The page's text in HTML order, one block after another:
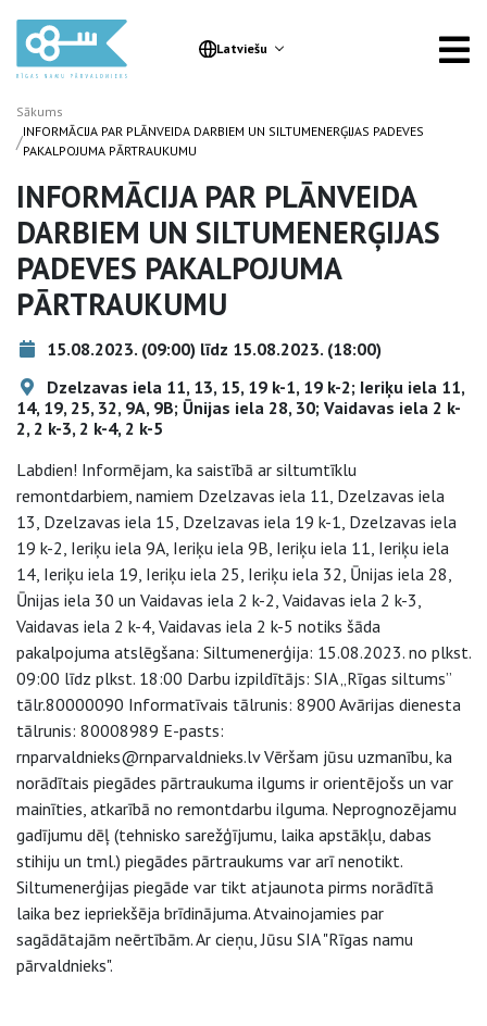
Latviešu
Sākums
/INFORMĀCIJA PAR PLĀNVEIDA DARBIEM UN SILTUMENERĢIJAS PADEVES
PAKALPOJUMA PĀRTRAUKUMU
INFORMĀCIJA PAR PLĀNVEIDA
DARBIEM UN SILTUMENERĢIJAS
PADEVES PAKALPOJUMA
PĀRTRAUKUMU
15.08.2023. (09:00) līdz 15.08.2023. (18:00)
Dzelzavas iela 11, 13, 15, 19 k-1, 19 k-2; Ieriķu iela 11,
14, 19, 25, 32, 9A, 9B; Ūnijas iela 28, 30; Vaidavas iela 2 k-
2, 2 k-3, 2 k-4, 2 k-5
Labdien! Informējam, ka saistībā ar siltumtīklu
remontdarbiem, namiem Dzelzavas iela 11, Dzelzavas iela
13, Dzelzavas iela 15, Dzelzavas iela 19 k-1, Dzelzavas iela
19 k-2, Ieriķu iela 9A, Ieriķu iela 9B, Ieriķu iela 11, Ieriķu iela
14, Ieriķu iela 19, Ieriķu iela 25, Ieriķu iela 32, Ūnijas iela 28,
Ūnijas iela 30 un Vaidavas iela 2 k-2, Vaidavas iela 2 k-3,
Vaidavas iela 2 k-4, Vaidavas iela 2 k-5 notiks šāda
pakalpojuma atslēgšana: Siltumenerģija: 15.08.2023. no plkst.
09:00 līdz plkst. 18:00 Darbu izpildītājs: SIA „Rīgas siltums”
tālr.80000090 Informatīvais tālrunis: 8900 Avārijas dienesta
tālrunis: 80008989 E-pasts:
rnparvaldnieks@rnparvaldnieks.lv Vēršam jūsu uzmanību, ka
norādītais piegādes pārtraukuma ilgums ir orientējošs un var
mainīties, atkarībā no remontdarbu ilguma. Neprognozējamu
gadījumu dēļ (tehnisko sarežģījumu, laika apstākļu, dabas
stihiju un tml.) piegādes pārtraukums var arī nenotikt.
Siltumenerģijas piegāde var tikt atjaunota pirms norādītā
laika bez iepriekšēja brīdinājuma. Atvainojamies par
sagādātajām neērtībām. Ar cieņu, Jūsu SIA "Rīgas namu
pārvaldnieks".